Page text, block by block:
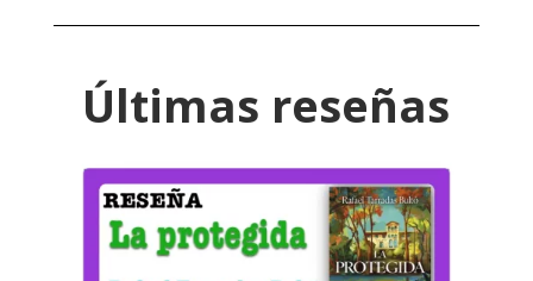
Últimas reseñas